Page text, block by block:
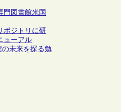
門図書館米国
ポジトリに研
ューアル
の未来を探る勉